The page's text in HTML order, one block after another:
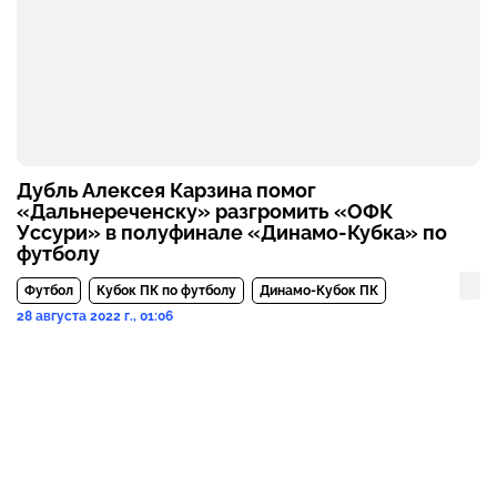
Дубль Алексея Карзина помог
«Дальнереченску» разгромить «ОФК
Уссури» в полуфинале «Динамо-Кубка» по
футболу
Футбол Кубок ПК по футболу
Динамо-Кубок ПК
28 августа 2022 г., 01:06